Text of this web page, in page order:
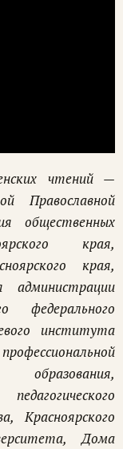
чтений —
Православной
общественных
края,
края,
администрации
федерального
института
образования,
Красноярского
Дома